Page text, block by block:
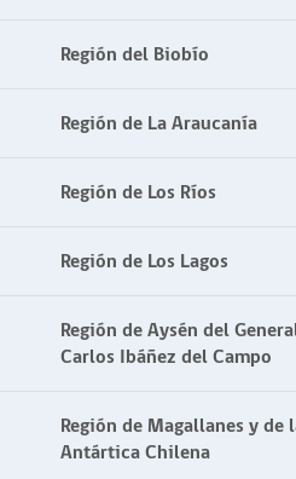
Región del Biobío
Región de La Araucanía
Región de Los Ríos
Región de Los Lagos
Región de Aysén del
Carlos Ibáñez del Campo
Región de Magallanes y de
Antártica Chilena